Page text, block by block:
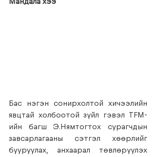
Бас нэгэн сонирхолтой хичээлийн
явцтай холбоотой зүйл гэвэл TFM-
ийн багш Э.Нямтогтох сурагчдын
завсарлагааны сэтгэл хөөрлийг
бууруулах, анхаарал төвлөрүүлэх